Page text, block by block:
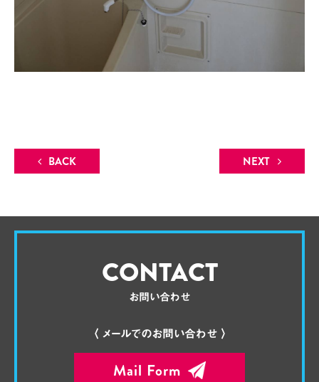
BACK NEXT
CONTACT
お問い合わせ
〈 メールでのお問い合わせ 〉
Mail Form